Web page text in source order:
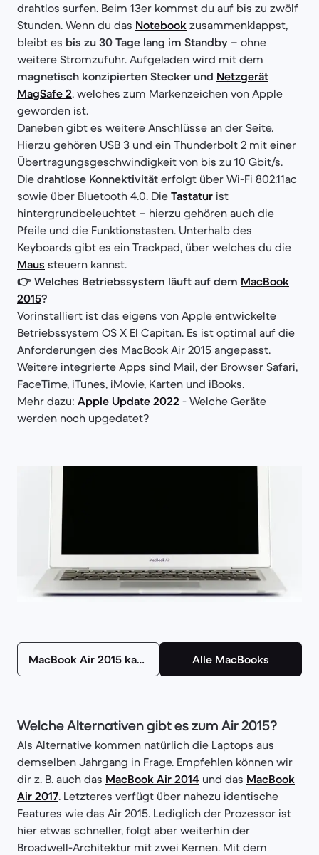
drahtlos surfen. Beim 13er kommst du auf bis zu zwölf
Stunden. Wenn du das Notebook zusammenklappst,
bleibt es bis zu 30 Tage lang im Standby – ohne
weitere Stromzufuhr. Aufgeladen wird mit dem
magnetisch konzipierten Stecker und Netzgerät
MagSafe 2, welches zum Markenzeichen von Apple
geworden ist.
Daneben gibt es weitere Anschlüsse an der Seite.
Hierzu gehören USB 3 und ein Thunderbolt 2 mit einer
Übertragungsgeschwindigkeit von bis zu 10 Gbit/s.
Die drahtlose Konnektivität erfolgt über Wi-Fi 802.11ac
sowie über Bluetooth 4.0. Die Tastatur ist
hintergrundbeleuchtet – hierzu gehören auch die
Pfeile und die Funktionstasten. Unterhalb des
Keyboards gibt es ein Trackpad, über welches du die
Maus steuern kannst.
👉 Welches Betriebssystem läuft auf dem MacBook
2015?
Vorinstalliert ist das eigens von Apple entwickelte
Betriebssystem OS X El Capitan. Es ist optimal auf die
Anforderungen des MacBook Air 2015 angepasst.
Weitere integrierte Apps sind Mail, der Browser Safari,
FaceTime, iTunes, iMovie, Karten und iBooks.
Mehr dazu: Apple Update 2022 - Welche Geräte
werden noch upgedatet?
MacBook Air 2015 kaufen Alle MacBooks
Welche Alternativen gibt es zum Air 2015?
Als Alternative kommen natürlich die Laptops aus
demselben Jahrgang in Frage. Empfehlen können wir
dir z. B. auch das MacBook Air 2014 und das MacBook
Air 2017. Letzteres verfügt über nahezu identische
Features wie das Air 2015. Lediglich der Prozessor ist
hier etwas schneller, folgt aber weiterhin der
Broadwell-Architektur mit zwei Kernen. Mit dem